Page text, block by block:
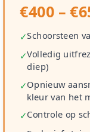
€400 –
✓Schoorsteen
✓Volledig
diep)
✓Opnieuw
kleur van het
✓Controle op